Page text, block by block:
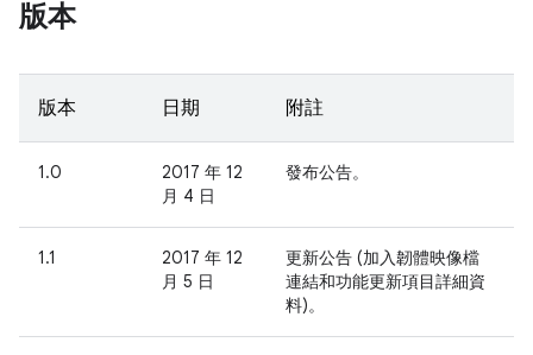
版本
版本 日期 附註
1.0
2017 年 12
月 4 日
發布公告。
1.1
2017 年 12
月 5 日
更新公告 (加入韌體映像檔
連結和功能更新項目詳細資
料)。